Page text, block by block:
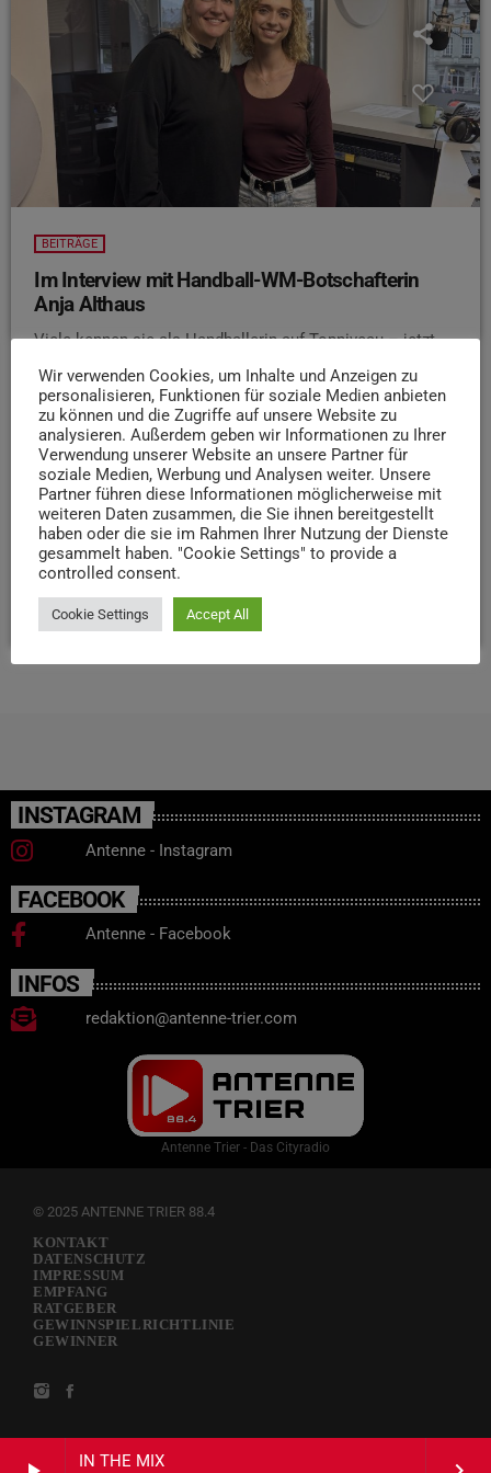
IN THE MIX
BEITRÄGE
Im Interview mit Handball-WM-Botschafterin
Anja Althaus
Viele kennen sie als Handballerin auf Topniveau – jetzt
ist sie auch offizielle Frauen-WM-Botschafterin: Anja
Althaus
Aktuell tourt Anja durchs ganze Land, um auf
den Sport aufmerksam zu machen – und diese Tour hat
sie auch nach Trier geführt. In der Morningshow hat sie
mit Dori über ihre Karriere, ihre Rolle als Botschafterin
und die kommende Weltmeisterschaft gesprochen 🎙 Wer
Anja persönlich treffen möchte, kann am Samstag, den
13.09.25 zu "Trier Spielt" in die Innenstadt kommen - sie
freut […]
today
INSTAGRAM
Antenne - Instagram
FACEBOOK
Antenne - Facebook
INFOS
redaktion@antenne-trier.com
Antenne Trier - Das Cityradio
© 2025 ANTENNE TRIER 88.4
KONTAKT
DATENSCHUTZ
IMPRESSUM
EMPFANG
RATGEBER
GEWINNSPIELRICHTLINIE
GEWINNER
Wir verwenden Cookies, um Inhalte und Anzeigen zu
personalisieren, Funktionen für soziale Medien anbieten
zu können und die Zugriffe auf unsere Website zu
analysieren. Außerdem geben wir Informationen zu Ihrer
Verwendung unserer Website an unsere Partner für
soziale Medien, Werbung und Analysen weiter. Unsere
Partner führen diese Informationen möglicherweise mit
weiteren Daten zusammen, die Sie ihnen bereitgestellt
haben oder die sie im Rahmen Ihrer Nutzung der Dienste
gesammelt haben. "Cookie Settings" to provide a
controlled consent.
Cookie Settings Accept All